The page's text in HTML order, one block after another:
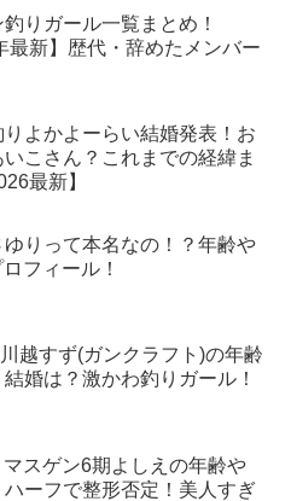
りガール一覧まとめ！
最新】歴代・辞めたメンバー
りよかよーらい結婚発表！お
こさん？これまでの経緯ま
最新】
ゆりって本名なの！？年齢や
フィール！
川越すず(ガンクラフト)の年齢
婚は？激かわ釣りガール！
マスゲン6期よしえの年齢や
ハーフで整形否定！美人すぎ